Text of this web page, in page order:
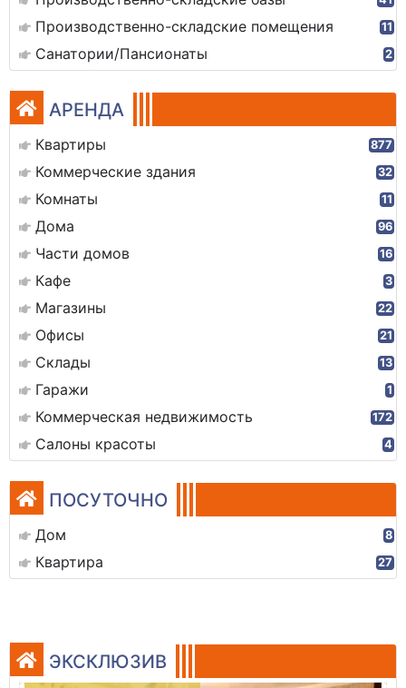
Производственно-складские помещения 11
Санатории/Пансионаты 2
АРЕНДА
Квартиры 877
Коммерческие здания 32
Комнаты 11
Дома 96
Части домов 16
Кафе 3
Магазины 22
Офисы 21
Склады 13
Гаражи 1
Коммерческая недвижимость 172
Салоны красоты 4
ПОСУТОЧНО
Дом 8
Квартира 27
ЭКСКЛЮЗИВ